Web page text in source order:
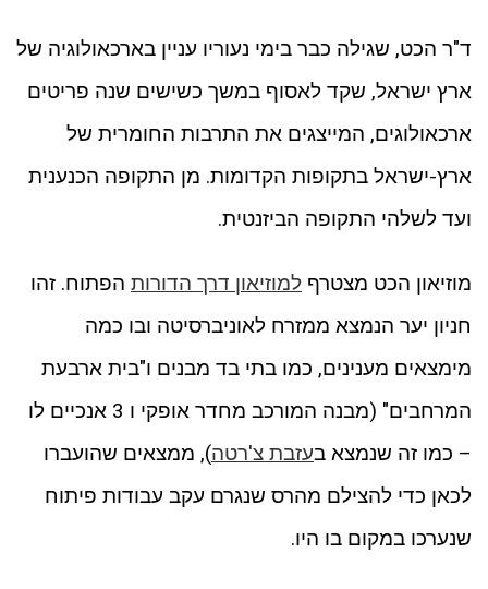
ד"ר הכט, שגילה כבר בימי נעוריו עניין בארכאולוגיה של
ארץ ישראל, שקד לאסוף במשך כשישים שנה פריטים
ארכאולוגים, המייצגים את התרבות החומרית של
ארץ-ישראל בתקופות הקדומות. מן התקופה הכנענית
ועד לשלהי התקופה הביזנטית.
מוזיאון הכט מצטרף למוזיאון דרך הדורות הפתוח. זהו
חניון יער הנמצא ממזרח לאוניברסיטה ובו כמה
מימצאים מענינים, כמו בתי בד מבנים ו"בית ארבעת
המרחבים" (מבנה המורכב מחדר אופקי ו 3 אנכיים לו
– כמו זה שנמצא בעזבת צ'רטה), ממצאים שהועברו
לכאן כדי להצילם מהרס שנגרם עקב עבודות פיתוח
שנערכו במקום בו היו.